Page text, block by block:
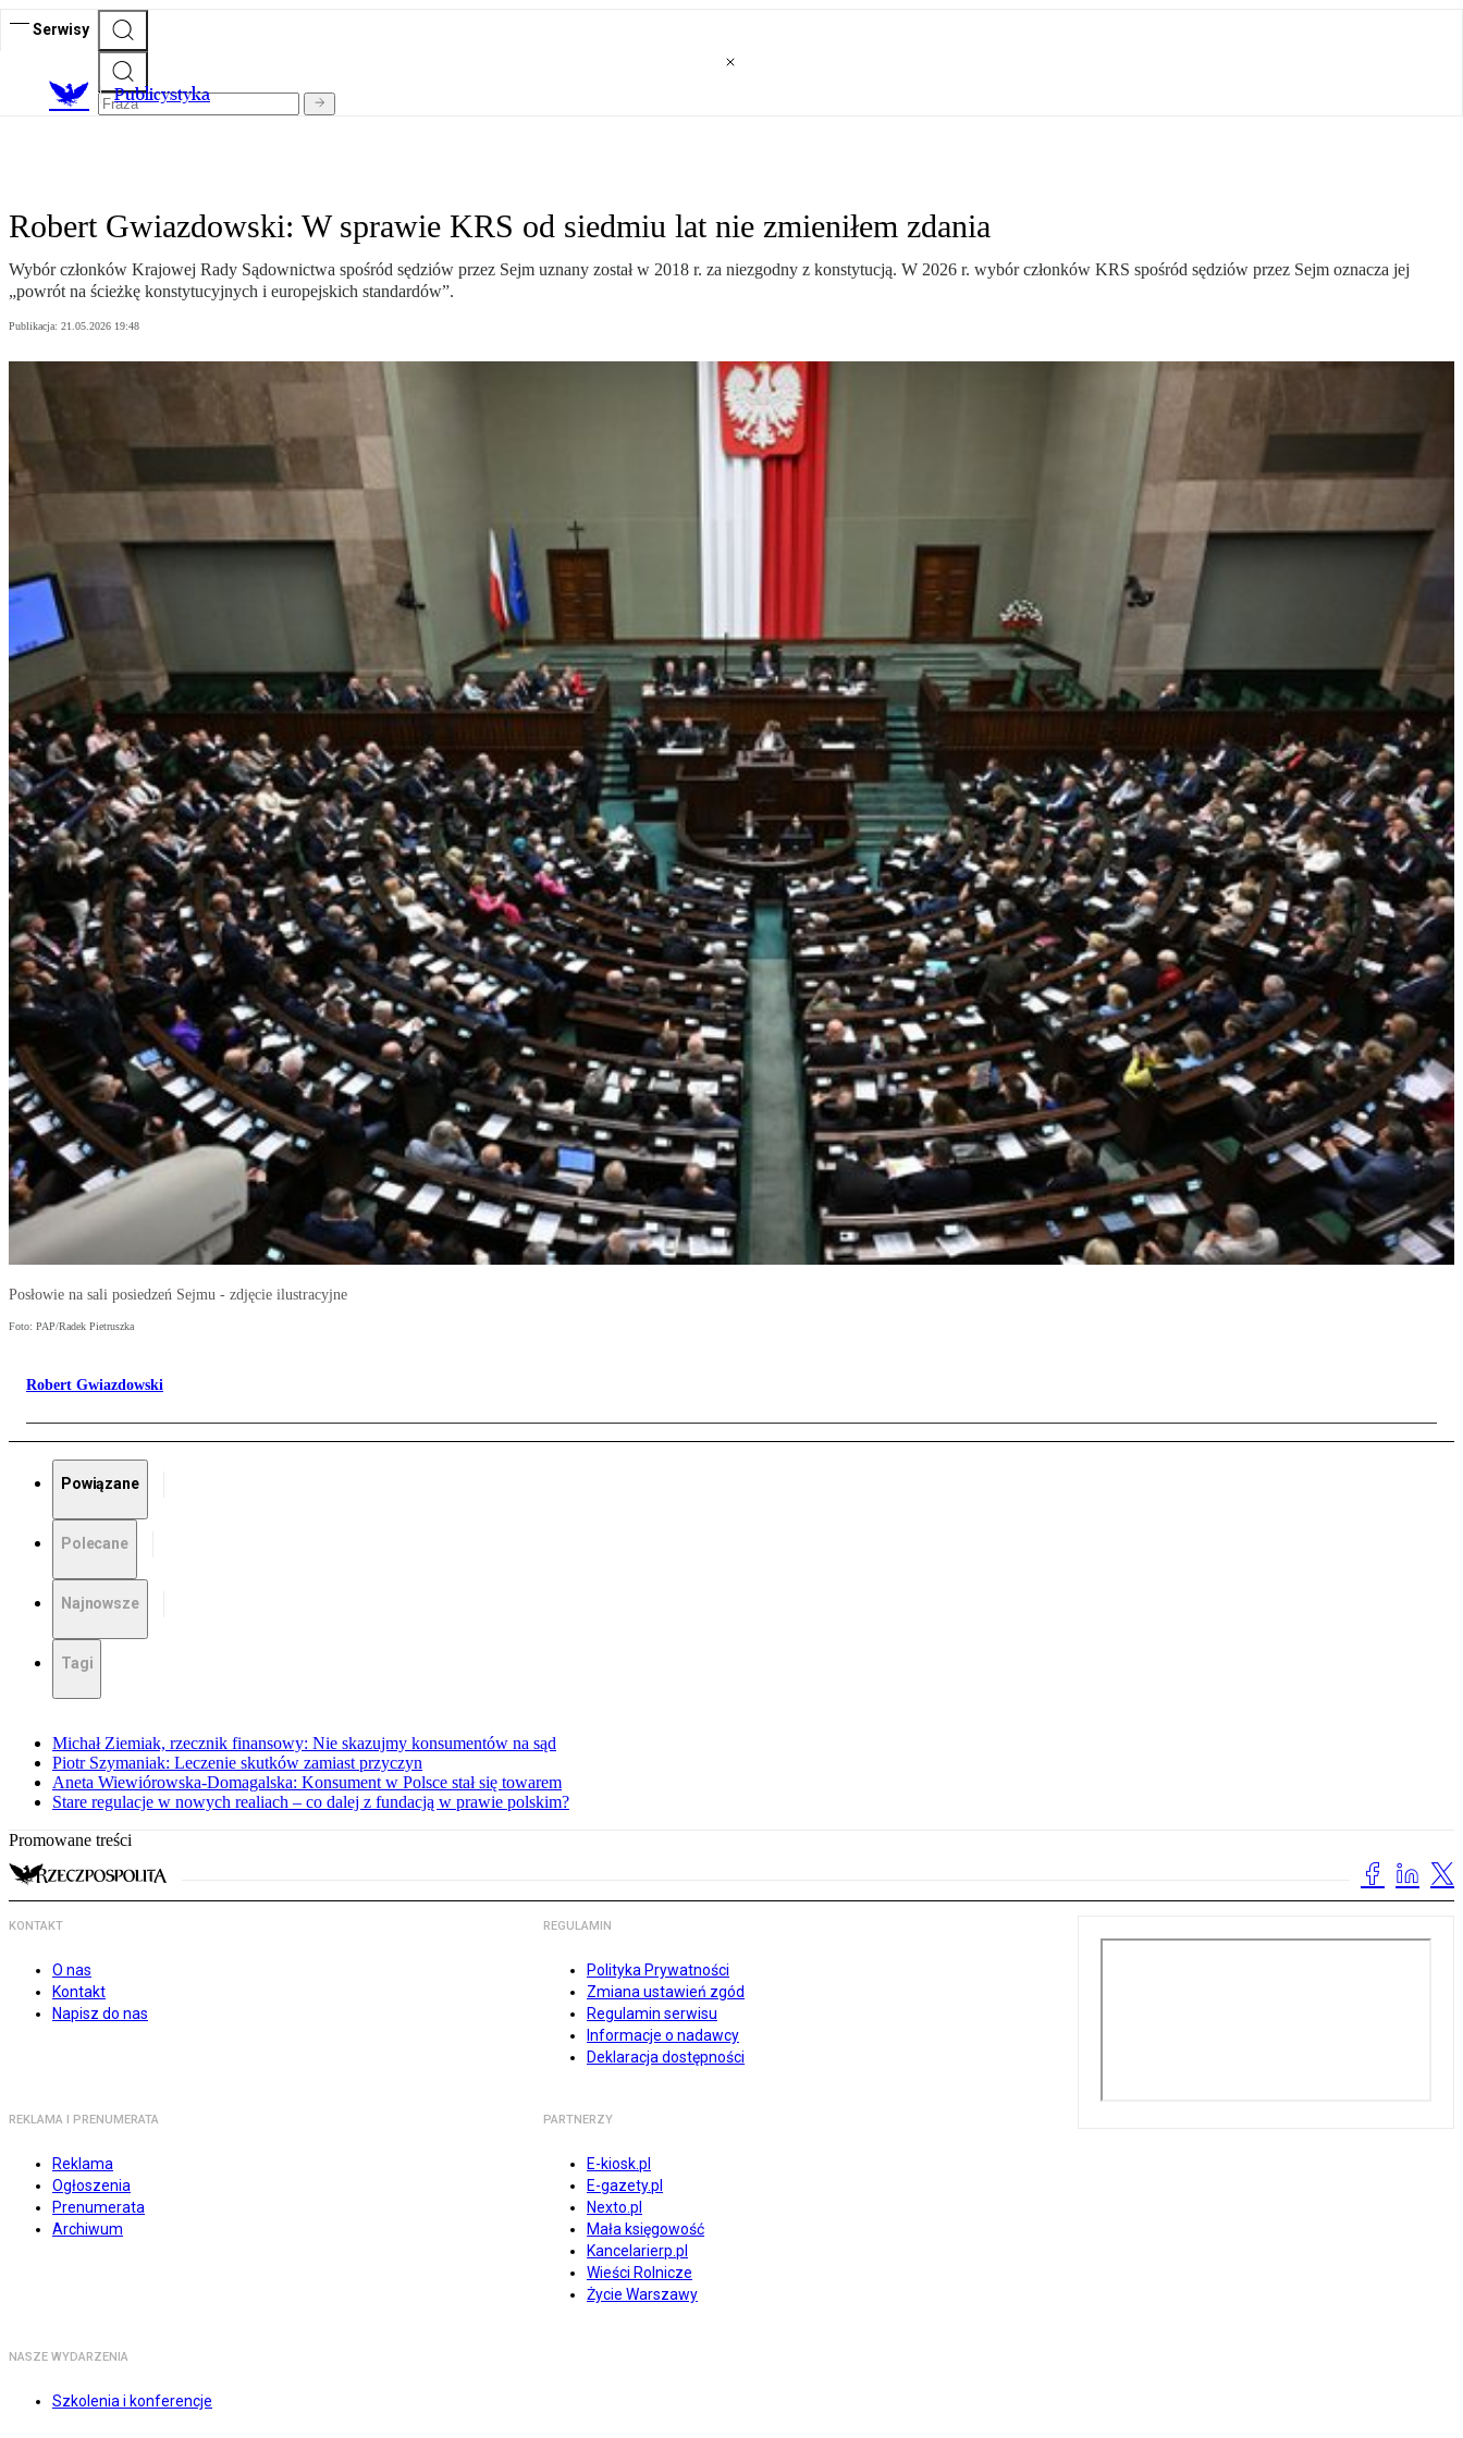
Serwisy
Publicystyka
Robert Gwiazdowski: W sprawie KRS od siedmiu lat nie zmieniłem zdania
Wybór członków Krajowej Rady Sądownictwa spośród sędziów przez Sejm uznany został w 2018 r. za niezgodny z konstytucją. W 2026 r. wybór członków KRS spośród sędziów przez Sejm oznacza jej
„powrót na ścieżkę konstytucyjnych i europejskich standardów”.
Publikacja: 21.05.2026 19:48
Posłowie na sali posiedzeń Sejmu - zdjęcie ilustracyjne
Foto: PAP/Radek Pietruszka
Robert Gwiazdowski
Powiązane
Polecane
Najnowsze
Tagi
Michał Ziemiak, rzecznik finansowy: Nie skazujmy konsumentów na sąd
Piotr Szymaniak: Leczenie skutków zamiast przyczyn
Aneta Wiewiórowska-Domagalska: Konsument w Polsce stał się towarem
Stare regulacje w nowych realiach – co dalej z fundacją w prawie polskim?
Promowane treści
KONTAKT
O nas
Kontakt
Napisz do nas
REGULAMIN
Polityka Prywatności
Zmiana ustawień zgód
Regulamin serwisu
Informacje o nadawcy
Deklaracja dostępności
REKLAMA I PRENUMERATA
Reklama
Ogłoszenia
Prenumerata
Archiwum
PARTNERZY
E-kiosk.pl
E-gazety.pl
Nexto.pl
Mała księgowość
Kancelarierp.pl
Wieści Rolnicze
Życie Warszawy
NASZE WYDARZENIA
Szkolenia i konferencje